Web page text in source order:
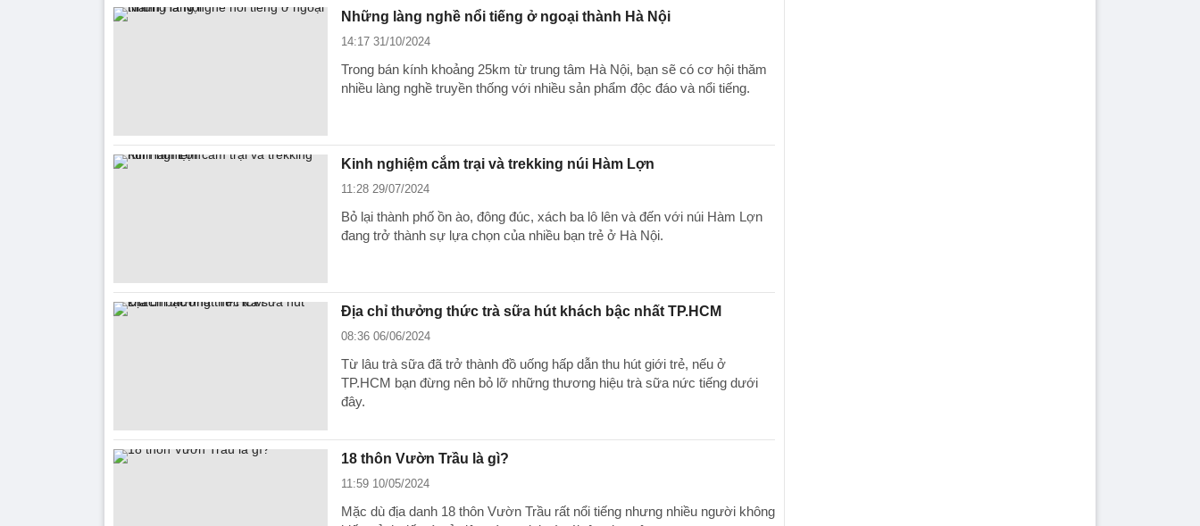
Những làng nghề nổi tiếng ở ngoại thành Hà Nội
14:17 31/10/2024
Trong bán kính khoảng 25km từ trung tâm Hà Nội, bạn sẽ có cơ hội thăm
nhiều làng nghề truyền thống với nhiều sản phẩm độc đáo và nổi tiếng.
Kinh nghiệm cắm trại và trekking núi Hàm Lợn
11:28 29/07/2024
Bỏ lại thành phố ồn ào, đông đúc, xách ba lô lên và đến với núi Hàm Lợn
đang trở thành sự lựa chọn của nhiều bạn trẻ ở Hà Nội.
Địa chỉ thưởng thức trà sữa hút khách bậc nhất TP.HCM
08:36 06/06/2024
Từ lâu trà sữa đã trở thành đồ uống hấp dẫn thu hút giới trẻ, nếu ở
TP.HCM bạn đừng nên bỏ lỡ những thương hiệu trà sữa nức tiếng dưới
đây.
18 thôn Vườn Trầu là gì?
11:59 10/05/2024
Mặc dù địa danh 18 thôn Vườn Trầu rất nổi tiếng nhưng nhiều người không